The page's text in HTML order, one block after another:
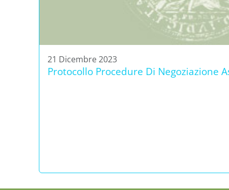
21 Dicembre 2023
Protocollo Procedure Di Negoziazione